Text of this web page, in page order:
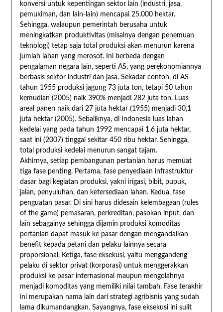
konversi untuk kepentingan sektor lain (industri, jasa,
pemukiman, dan lain-lain) mencapai 25.000 hektar.
Sehingga, walaupun pemerintah berusaha untuk
meningkatkan produktivitas (misalnya dengan penemuan
teknologi) tetap saja total produksi akan menurun karena
jumlah lahan yang merosot. Ini berbeda dengan
pengalaman negara lain, seperti AS, yang perekonomiannya
berbasis sektor industri dan jasa. Sekadar contoh, di AS
tahun 1955 produksi jagung 73 juta ton, tetapi 50 tahun
kemudian (2005) naik 390% menjadi 282 juta ton. Luas
areal panen naik dari 27 juta hektar (1955) menjadi 30,1
juta hektar (2005). Sebaliknya, di Indonesia luas lahan
kedelai yang pada tahun 1992 mencapai 1,6 juta hektar,
saat ini (2007) tinggal sekitar 450 ribu hektar. Sehingga,
total produksi kedelai menurun sangat tajam.
Akhirnya, setiap pembangunan pertanian harus memuat
tiga fase penting. Pertama, fase penyediaan infrastruktur
dasar bagi kegiatan produksi, yakni irigasi, bibit, pupuk,
jalan, penyuluhan, dan ketersediaan lahan. Kedua, fase
penguatan pasar. Di sini harus didesain kelembagaan (rules
of the game) pemasaran, perkreditan, pasokan input, dan
lain sebagainya sehingga dijamin produksi komoditas
pertanian dapat masuk ke pasar dengan mengandaikan
benefit kepada petani dan pelaku lainnya secara
proporsional. Ketiga, fase eksekusi, yaitu menggandeng
pelaku di sektor privat (korporasi) untuk menggerakkan
produksi ke pasar internasional maupun mengolahnya
menjadi komoditas yang memiliki nilai tambah. Fase terakhir
ini merupakan nama lain dari strategi agribisnis yang sudah
lama dikumandangkan. Sayangnya, fase eksekusi ini sulit